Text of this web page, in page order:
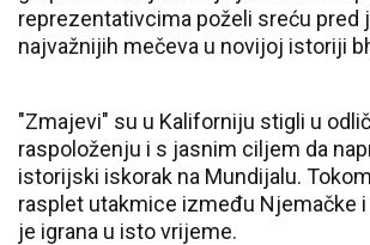
reprezentativcima poželi sreću pred
najvažnijih mečeva u novijoj istoriji
"Zmajevi" su u Kaliforniju stigli u
raspoloženju i s jasnim ciljem da
istorijski iskorak na Mundijalu.
rasplet utakmice između Njemačke i
je igrana u isto vrijeme.